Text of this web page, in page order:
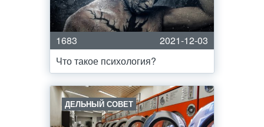
1683
2021-12-03
Что такое психология?
ДЕЛЬНЫЙ СОВЕТ